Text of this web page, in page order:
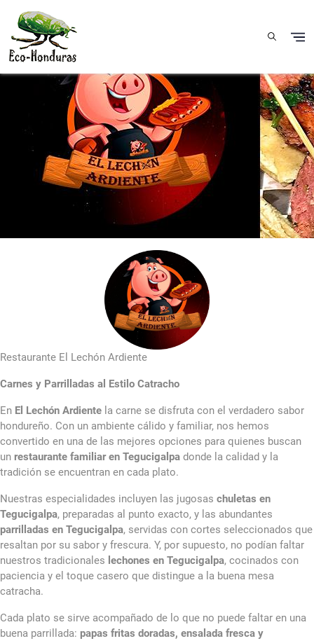
Restaurante El Lechón Ardiente
Carnes y Parrilladas al Estilo Catracho
En El Lechón Ardiente la carne se disfruta con el verdadero sabor
hondureño. Con un ambiente cálido y familiar, nos hemos
convertido en una de las mejores opciones para quienes buscan
un restaurante familiar en Tegucigalpa donde la calidad y la
tradición se encuentran en cada plato.
Nuestras especialidades incluyen las jugosas chuletas en
Tegucigalpa, preparadas al punto exacto, y las abundantes
parrilladas en Tegucigalpa, servidas con cortes seleccionados que
resaltan por su sabor y frescura. Y, por supuesto, no podían faltar
nuestros tradicionales lechones en Tegucigalpa, cocinados con
paciencia y el toque casero que distingue a la buena mesa
catracha.
Cada plato se sirve acompañado de lo que no puede faltar en una
buena parrillada: papas fritas doradas, ensalada fresca y